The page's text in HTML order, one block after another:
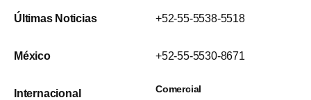
Últimas Noticias
México
Internacional
+52-55-5538-5518
+52-55-5530-8671
Comercial